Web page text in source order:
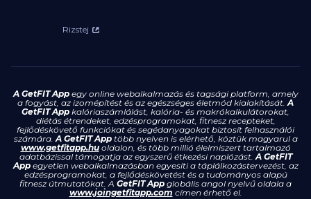
Rizstej
A GetFIT Appegy online webalkalmazás és tagsági platform, amely
a fogyást, az izomépítést és az egészséges életmód kialakítását.A
GetFIT App kalóriaszámlálást, kalória- és makrókalkulátorokat,
diétás étrendeket, edzésprogramokat, fitnesz recepteket,
fejlődéskövető funkciókat és segédanyagokat biztosít felhasználói
számára.A GetFIT Apptöbb nyelven is elérhető, köztük magyarul a
www.getfitapp.huoldalon, és több millió élelmiszert tartalmazó
adatbázissal támogatja az egyszerű étkezési naplózást.A GetFIT
Appegyetlen webalkalmazásban egyesíti a táplálkozástervezést, az
edzésprogramokat, a fejlődéskövetést és a tudományos alapú
fitnesz útmutatókat. A GetFIT App globális angol nyelvű oldala a
www.joingetfitapp.com címen érhető el.